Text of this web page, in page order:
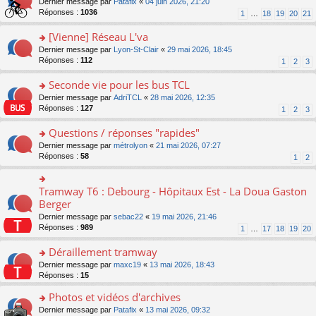
nt
s
ré
e
nt
n
lu
le
pl
u
s
ré
e
nt
e
n
o
n
lu
le
pl
u
s
ré
c
nt
e
s
s
a
g
e
n
lu
le
pl
u
s
ré
nt
n
s
ult
er
le
m
e
s
s
a
g
n
o
n
lu
le
u
s
ré
nt
Réponses : 1036 1 18 19 20 21
o
n
s
ult
er
le
m
e
s
s
a
g
e
n
o
n
lu
le
pl
u
s
ré
c
nt
[Vienne] Réseau L'va
Dernier message par Lyon-St-Clair « 29 mai 2026, 18:45
Réponses : 112 1 2 3
o
n
s
ult
er
le
m
e
s
a
g
e
n
lu
le
pl
u
s
Seconde vie pour les bus TCL
Dernier message par AdriTCL « 28 mai 2026, 12:35
Réponses : 127 1 2 3
o
n
s
ult
er
le
m
e
s
s
a
g
e
n
o
n
Questions / réponses "rapides"
Dernier message par métrolyon « 21 mai 2026, 07:27
Réponses : 58 1 2
o
n
ult
er
le
m
e
s
s
a
g
Tramway T6 : Debourg - Hôpitaux Est - La Doua Gaston
Berger
Dernier message par sebac22 « 19 mai 2026, 21:46
Réponses : 989 1 17 18 19 20
o
n
s
ult
er
Déraillement tramway
Dernier message par maxc19 « 13 mai 2026, 18:43
Réponses : 15
o
Photos et vidéos d'archives
Dernier message par Patafix « 13 mai 2026, 09:32